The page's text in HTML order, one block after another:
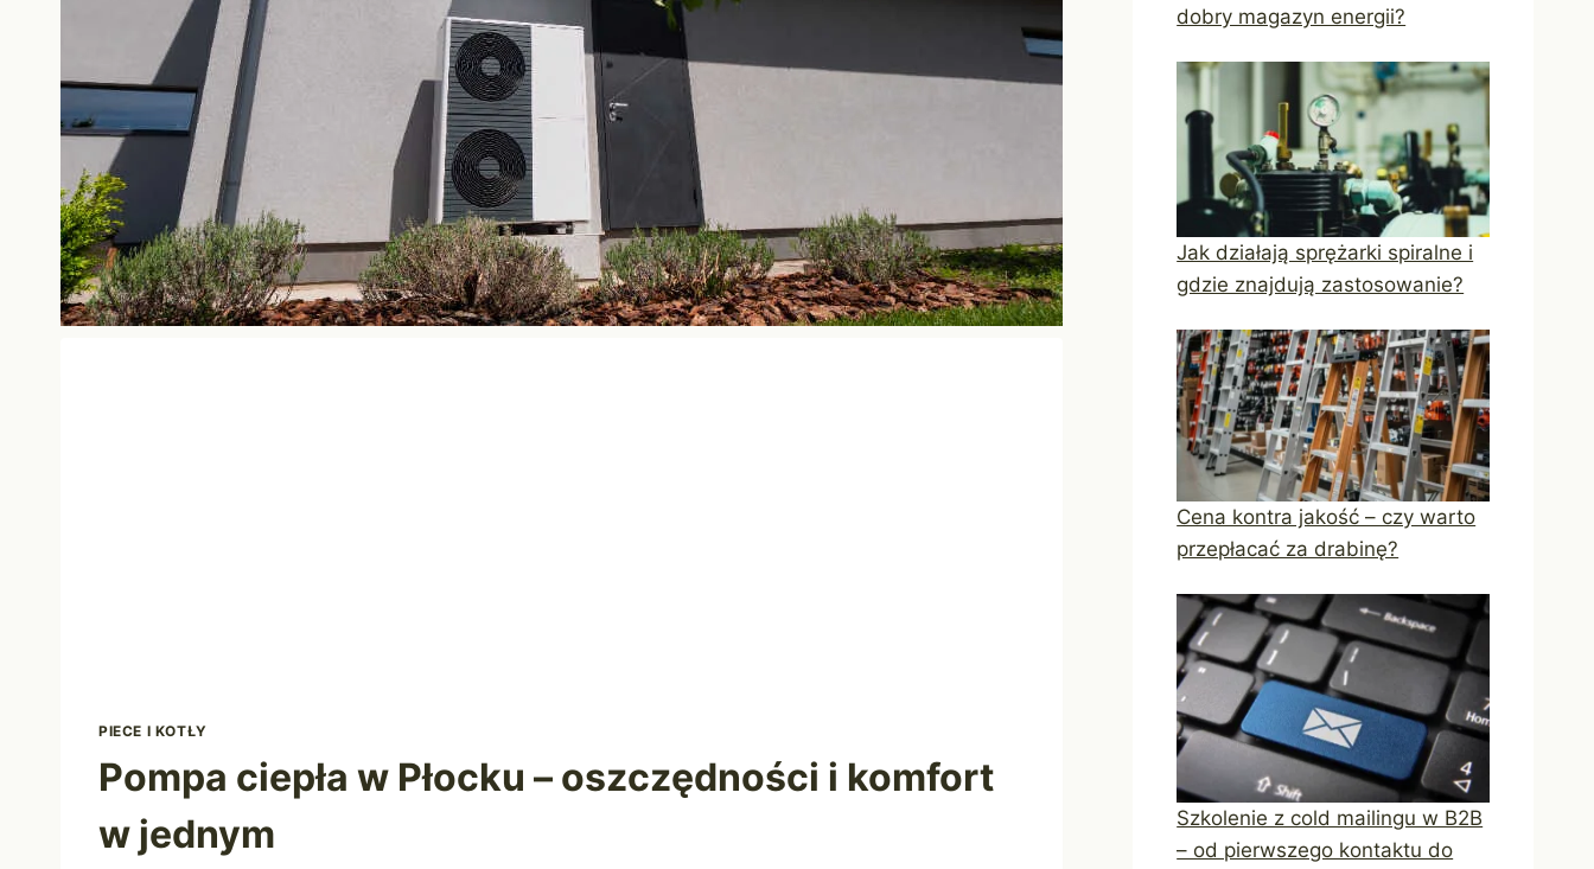
PIECE I KOTŁY
Pompa ciepła w Płocku – oszczędności i komfort
w jednym
dobry magazyn energii?
Jak działają sprężarki spiralne i
gdzie znajdują zastosowanie?
Cena kontra jakość – czy warto
przepłacać za drabinę?
Szkolenie z cold mailingu w B2B
– od pierwszego kontaktu do